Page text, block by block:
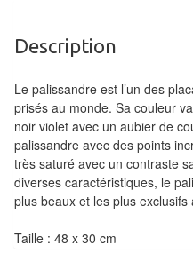
Jeux
cartes
à
Collectionner
(TCG)
Les
Classiques
Description
Le palissandre est l’un des
prisés au monde. Sa couleur
noir violet avec un aubier de
palissandre avec des points
très saturé avec un contraste
diverses caractéristiques, le
plus beaux et les plus exclusifs
Taille : 48 x 30 cm